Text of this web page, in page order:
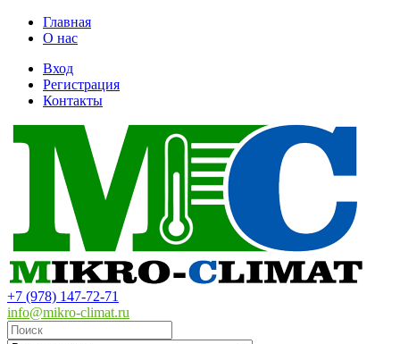
Главная
О нас
Вход
Регистрация
Контакты
+7 (978) 147-72-71
info@mikro-climat.ru